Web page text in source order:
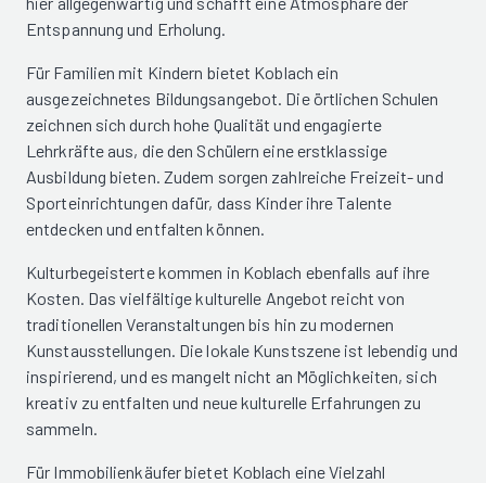
Entspannung und Erholung.
Für Familien mit Kindern bietet Koblach ein
ausgezeichnetes Bildungsangebot. Die örtlichen Schulen
zeichnen sich durch hohe Qualität und engagierte
Lehrkräfte aus, die den Schülern eine erstklassige
Ausbildung bieten. Zudem sorgen zahlreiche Freizeit- und
Sporteinrichtungen dafür, dass Kinder ihre Talente
entdecken und entfalten können.
Kulturbegeisterte kommen in Koblach ebenfalls auf ihre
Kosten. Das vielfältige kulturelle Angebot reicht von
traditionellen Veranstaltungen bis hin zu modernen
Kunstausstellungen. Die lokale Kunstszene ist lebendig und
inspirierend, und es mangelt nicht an Möglichkeiten, sich
kreativ zu entfalten und neue kulturelle Erfahrungen zu
sammeln.
Für Immobilienkäufer bietet Koblach eine Vielzahl